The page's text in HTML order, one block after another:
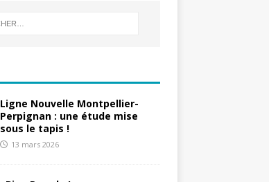
Ligne Nouvelle Montpellier-
Perpignan : une étude mise
sous le tapis !
13 mars 2026